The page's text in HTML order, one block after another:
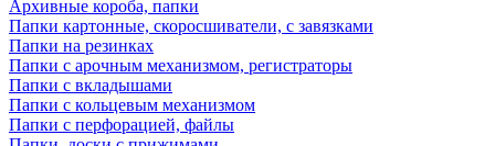
Архивные короба, папки
Папки картонные, скоросшиватели, с завязками
Папки на резинках
Папки с арочным механизмом, регистраторы
Папки с вкладышами
Папки с кольцевым механизмом
Папки с перфорацией, файлы